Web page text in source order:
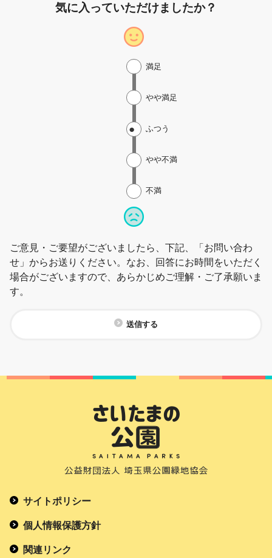
気に入っていただけましたか？
不満
やや不満
ふつう
やや満足
満足
ご意見・ご要望がございましたら、下記、「お問い合わ
せ」からお送りください。なお、回答にお時間をいただく
場合がございますので、あらかじめご理解・ご了承願いま
す。
送信する
サイトポリシー
個人情報保護方針
関連リンク